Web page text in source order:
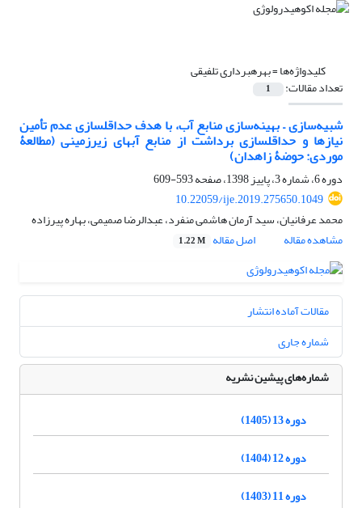
کلیدواژه‌ها =بهره‏برداری تلفیقی
تعداد مقالات: 1
شبیه‌سازی – بهینه‌سازی منابع آب، با هدف حداقل‏سازی عدم تأمین
نیازها و حداقل‏سازی برداشت از منابع آب‏های زیرزمینی (مطالعۀ
موردی: حوضۀ زاهدان)
دوره 6، شماره 3، پاییز 1398، صفحه
593-609
10.22059/ije.2019.275650.1049
محمد عرفانیان، سید آرمان هاشمی منفرد، عبدالرضا صمیمی، بهاره پیرزاده
مشاهده مقاله
اصل مقاله 1.22 M
مقالات آماده انتشار
شماره جاری
شماره‌های پیشین نشریه
دوره 13 (1405)
دوره 12 (1404)
دوره 11 (1403)